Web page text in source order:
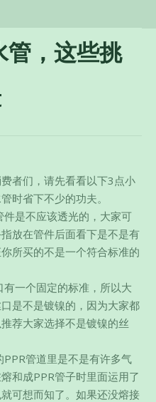
管，这些挑
者们，请先看看以下3点小
时省下不少的功夫。
是不应该透光的，大家可
放在管件后面看下是不是有
所买的不是一个符合标准的
一个固定的标准，所以大
是不是镀镍的，因为大家都
荐大家选择不是镀镍的丝
管道里是不是有许多气
和成PPR管子时里面运用了
可想而知了。如果还没熔接